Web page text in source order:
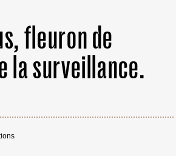
fleuron de
la surveillance.